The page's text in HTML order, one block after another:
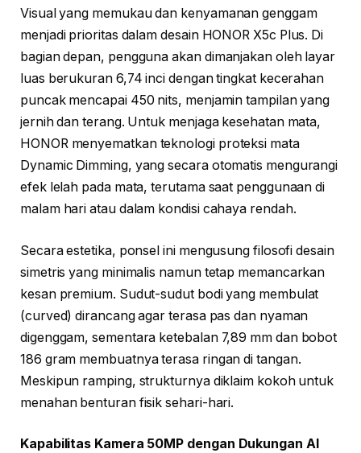
Visual yang memukau dan kenyamanan genggam
menjadi prioritas dalam desain HONOR X5c Plus. Di
bagian depan, pengguna akan dimanjakan oleh layar
luas berukuran 6,74 inci dengan tingkat kecerahan
puncak mencapai 450 nits, menjamin tampilan yang
jernih dan terang. Untuk menjaga kesehatan mata,
HONOR menyematkan teknologi proteksi mata
Dynamic Dimming, yang secara otomatis mengurangi
efek lelah pada mata, terutama saat penggunaan di
malam hari atau dalam kondisi cahaya rendah.
Secara estetika, ponsel ini mengusung filosofi desain
simetris yang minimalis namun tetap memancarkan
kesan premium. Sudut-sudut bodi yang membulat
(curved) dirancang agar terasa pas dan nyaman
digenggam, sementara ketebalan 7,89 mm dan bobot
186 gram membuatnya terasa ringan di tangan.
Meskipun ramping, strukturnya diklaim kokoh untuk
menahan benturan fisik sehari-hari.
Kapabilitas Kamera 50MP dengan Dukungan AI